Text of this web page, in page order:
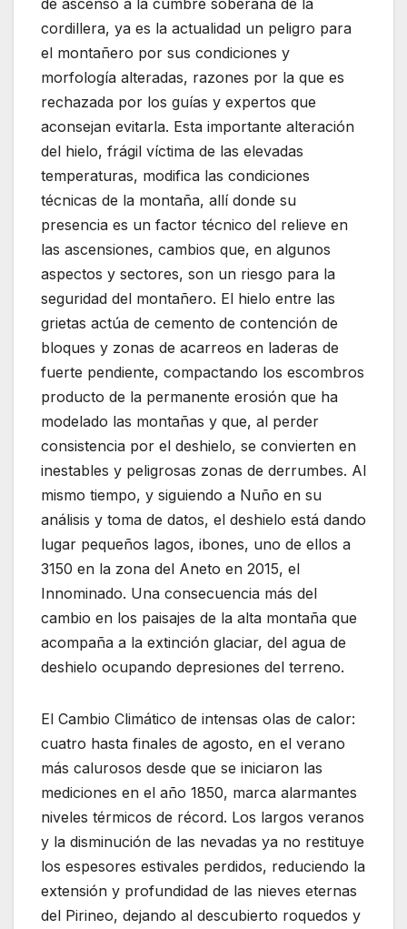
de ascenso a la cumbre soberana de la
cordillera, ya es la actualidad un peligro para
el montañero por sus condiciones y
morfología alteradas, razones por la que es
rechazada por los guías y expertos que
aconsejan evitarla. Esta importante alteración
del hielo, frágil víctima de las elevadas
temperaturas, modifica las condiciones
técnicas de la montaña, allí donde su
presencia es un factor técnico del relieve en
las ascensiones, cambios que, en algunos
aspectos y sectores, son un riesgo para la
seguridad del montañero. El hielo entre las
grietas actúa de cemento de contención de
bloques y zonas de acarreos en laderas de
fuerte pendiente, compactando los escombros
producto de la permanente erosión que ha
modelado las montañas y que, al perder
consistencia por el deshielo, se convierten en
inestables y peligrosas zonas de derrumbes. Al
mismo tiempo, y siguiendo a Nuño en su
análisis y toma de datos, el deshielo está dando
lugar pequeños lagos, ibones, uno de ellos a
3150 en la zona del Aneto en 2015, el
Innominado. Una consecuencia más del
cambio en los paisajes de la alta montaña que
acompaña a la extinción glaciar, del agua de
deshielo ocupando depresiones del terreno.
El Cambio Climático de intensas olas de calor:
cuatro hasta finales de agosto, en el verano
más calurosos desde que se iniciaron las
mediciones en el año 1850, marca alarmantes
niveles térmicos de récord. Los largos veranos
y la disminución de las nevadas ya no restituye
los espesores estivales perdidos, reduciendo la
extensión y profundidad de las nieves eternas
del Pirineo, dejando al descubierto roquedos y